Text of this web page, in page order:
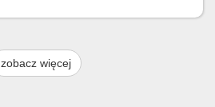
zobacz więcej